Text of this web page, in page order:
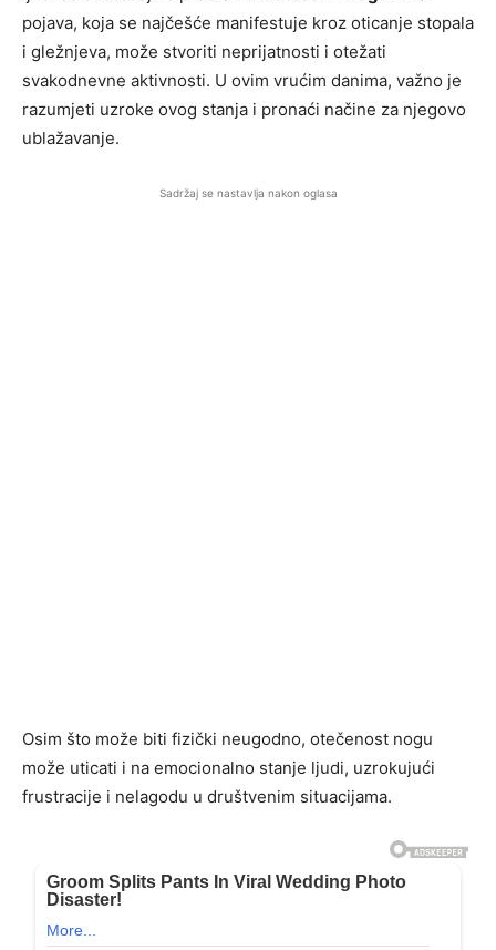
pojava, koja se najčešće manifestuje kroz oticanje stopala
i gležnjeva, može stvoriti neprijatnosti i otežati
svakodnevne aktivnosti. U ovim vrućim danima, važno je
razumjeti uzroke ovog stanja i pronaći načine za njegovo
ublažavanje.
Sadržaj se nastavlja nakon oglasa
Osim što može biti fizički neugodno, otečenost nogu
može uticati i na emocionalno stanje ljudi, uzrokujući
frustracije i nelagodu u društvenim situacijama.